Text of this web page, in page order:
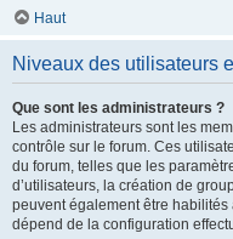
Haut
Niveaux des utilisateurs
Que sont les administrateurs ?
Les administrateurs sont les
contrôle sur le forum. Ces
du forum, telles que les
d’utilisateurs, la création de
peuvent également être habilités
dépend de la configuration